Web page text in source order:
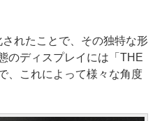
れたことで、その独特な形
のディスプレイには「THE
、これによって様々な角度